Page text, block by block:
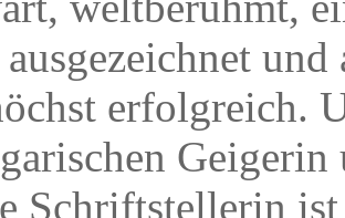
erfolgreich.
Schriftstellerin